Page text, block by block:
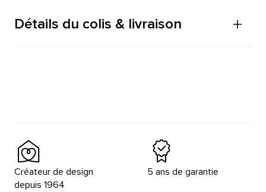
Détails du colis & livraison
Créateur de design
depuis 1964
5 ans de garantie